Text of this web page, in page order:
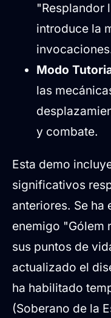
"Resplandor
introduce la
Modo
las
y combate.
Esta demo
significativos
anteriores. Se
enemigo "Gólem
sus puntos de
actualizado el
ha habilitado
(Soberano de la